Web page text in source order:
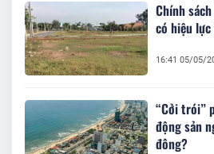
Chính
có hiệu
16:41 05/05/
“Cởi trói”
động sản
đông?